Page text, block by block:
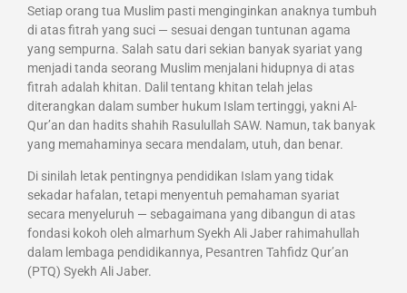
Setiap orang tua Muslim pasti menginginkan anaknya tumbuh
di atas fitrah yang suci — sesuai dengan tuntunan agama
yang sempurna. Salah satu dari sekian banyak syariat yang
menjadi tanda seorang Muslim menjalani hidupnya di atas
fitrah adalah khitan. Dalil tentang khitan telah jelas
diterangkan dalam sumber hukum Islam tertinggi, yakni Al-
Qur’an dan hadits shahih Rasulullah SAW. Namun, tak banyak
yang memahaminya secara mendalam, utuh, dan benar.
Di sinilah letak pentingnya pendidikan Islam yang tidak
sekadar hafalan, tetapi menyentuh pemahaman syariat
secara menyeluruh — sebagaimana yang dibangun di atas
fondasi kokoh oleh almarhum Syekh Ali Jaber rahimahullah
dalam lembaga pendidikannya, Pesantren Tahfidz Qur’an
(PTQ) Syekh Ali Jaber.